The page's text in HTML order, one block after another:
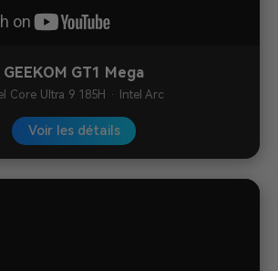
GEEKOM GT1 Mega
Core Ultra 9 185H · Intel Arc
Voir les détails